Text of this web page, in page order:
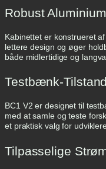
Robust
Kabinettet er konstrueret
lettere design og øger
både midlertidige og
Testbænk-Tilstand
BC1 V2 er designet til
med at samle og teste
et praktisk valg for
Tilpasselige